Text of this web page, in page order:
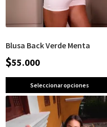
Blusa Back Verde Menta
$55.000
Seleccionar opciones